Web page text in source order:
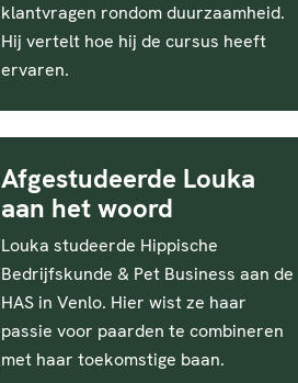
klantvragen rondom duurzaamheid.
Hij vertelt hoe hij de cursus heeft
ervaren.
Afgestudeerde Louka
aan het woord
Louka studeerde Hippische
Bedrijfskunde & Pet Business aan de
HAS in Venlo. Hier wist ze haar
passie voor paarden te combineren
met haar toekomstige baan.